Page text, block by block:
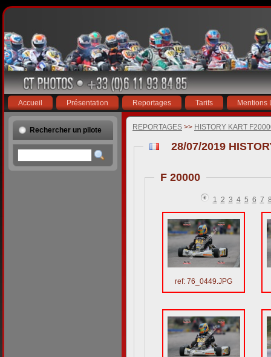
Accueil Présentation Reportages Tarifs Mentions
Rechercher un pilote REPORTAGES >> HISTORY KART
28/07/2019
F 20000
1 2 3 4 5 6 7
ref: 76_0449.JPG